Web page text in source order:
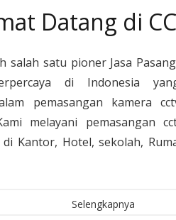
Datang di
salah satu pioner Jasa
di Indonesia
pemasangan kamera
melayani pemasangan
Kantor, Hotel, sekolah,
Selengkapnya